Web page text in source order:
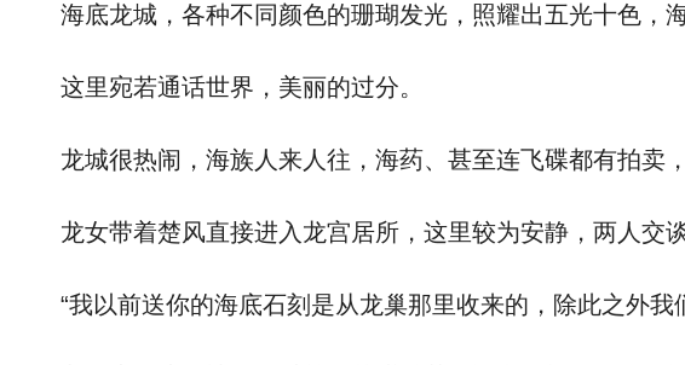
海底龙城，各种不同颜色的珊瑚发光，照耀出五光十色，海
这里宛若通话世界，美丽的过分。
龙城很热闹，海族人来人往，海药、甚至连飞碟都有拍卖，
龙女带着楚风直接进入龙宫居所，这里较为安静，两人交谈
“我以前送你的海底石刻是从龙巢那里收来的，除此之外我